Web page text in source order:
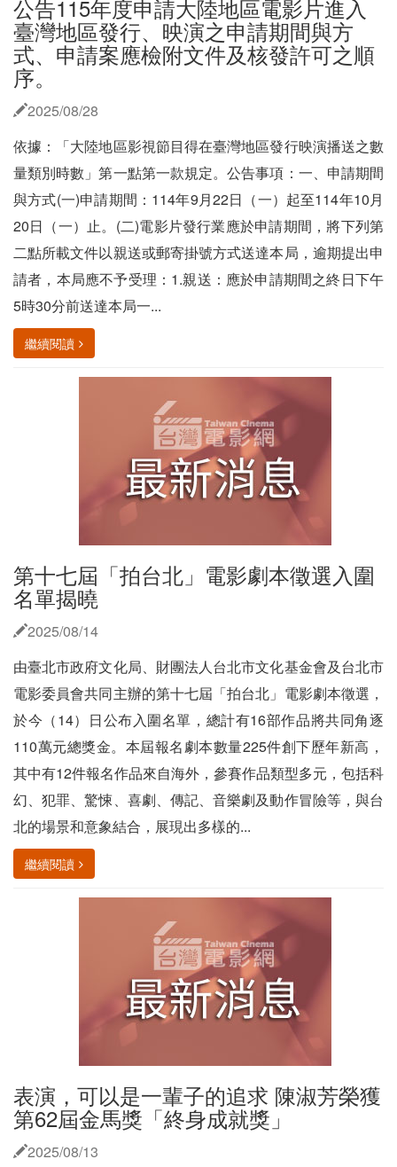
公告115年度申請大陸地區電影片進入
臺灣地區發行、映演之申請期間與方
式、申請案應檢附文件及核發許可之順
序。
2025/08/28
依據：「大陸地區影視節目得在臺灣地區發行映演播送之數
量類別時數」第一點第一款規定。公告事項：一、申請期間
與方式(一)申請期間：114年9月22日（一）起至114年10月
20日（一）止。(二)電影片發行業應於申請期間，將下列第
二點所載文件以親送或郵寄掛號方式送達本局，逾期提出申
請者，本局應不予受理：1.親送：應於申請期間之終日下午
5時30分前送達本局一...
繼續閱讀
第十七屆「拍台北」電影劇本徵選入圍
名單揭曉
2025/08/14
由臺北市政府文化局、財團法人台北市文化基金會及台北市
電影委員會共同主辦的第十七屆「拍台北」電影劇本徵選，
於今（14）日公布入圍名單，總計有16部作品將共同角逐
110萬元總獎金。本屆報名劇本數量225件創下歷年新高，
其中有12件報名作品來自海外，參賽作品類型多元，包括科
幻、犯罪、驚悚、喜劇、傳記、音樂劇及動作冒險等，與台
北的場景和意象結合，展現出多樣的...
繼續閱讀
表演，可以是一輩子的追求 陳淑芳榮獲
第62屆金馬獎「終身成就獎」
2025/08/13